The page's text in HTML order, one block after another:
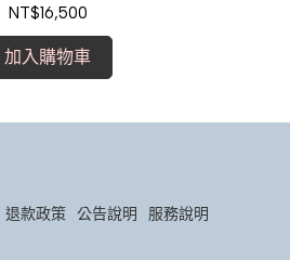
NT$16,500
加入購物車
退款政策 公告說明 服務說明